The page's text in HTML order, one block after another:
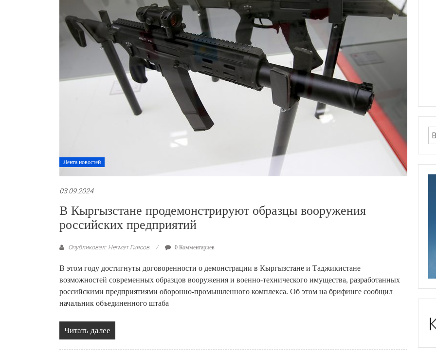
Лента новостей
03.09.2024
В Кыргызстане продемонстрируют образцы вооружения
российских предприятий
Опубликовал: Негмат Гиясов 0 Комментариев
В этом году достигнуты договоренности о демонстрации в Кыргызстане и Таджикистане
возможностей современных образцов вооружения и военно-технического имущества, разработанных
российскими предприятиями оборонно-промышленного комплекса. Об этом на брифинге сообщил
начальник объединенного штаба
Читать далее